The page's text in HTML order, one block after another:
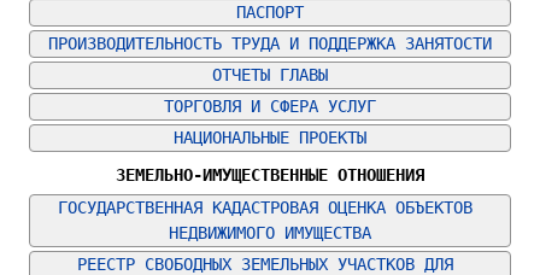
ПАСПОРТ
ПРОИЗВОДИТЕЛЬНОСТЬ ТРУДА И ПОДДЕРЖКА ЗАНЯТОСТИ
ОТЧЕТЫ ГЛАВЫ
ТОРГОВЛЯ И СФЕРА УСЛУГ
НАЦИОНАЛЬНЫЕ ПРОЕКТЫ
ЗЕМЕЛЬНО-ИМУЩЕСТВЕННЫЕ ОТНОШЕНИЯ
ГОСУДАРСТВЕННАЯ КАДАСТРОВАЯ ОЦЕНКА ОБЪЕКТОВ
НЕДВИЖИМОГО ИМУЩЕСТВА
РЕЕСТР СВОБОДНЫХ ЗЕМЕЛЬНЫХ УЧАСТКОВ ДЛЯ